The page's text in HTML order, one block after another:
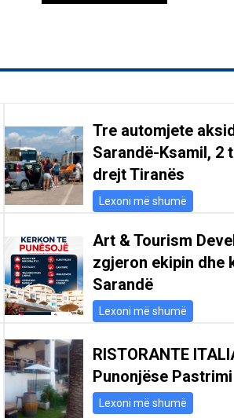
Tre automjete
Sarandë-Ksamil, 2
drejt Tiranës
Lexoni më shumë
Art & Tourism
zgjeron ekipin dhe
Sarandë
Lexoni më shumë
RISTORANTE
Punonjëse Pastrimi
Lexoni më shumë